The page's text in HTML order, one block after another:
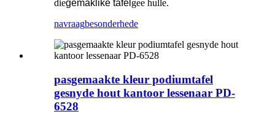
diegemaklike tafel gee hulle.
navraagbesonderhede
pasgemaakte kleur podiumtafel
gesnyde hout kantoor lessenaar PD-
6528